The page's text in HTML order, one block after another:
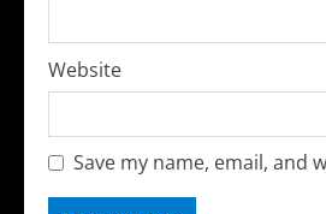
Website
Save my name, email, and